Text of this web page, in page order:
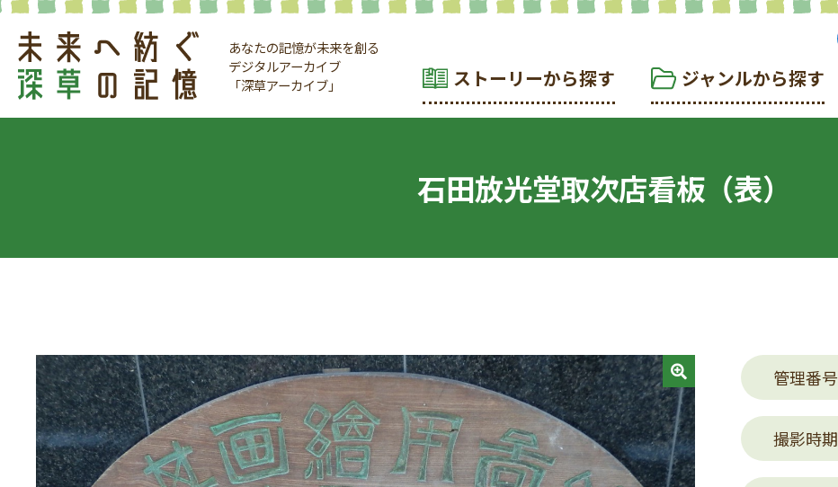
あなたの記憶が未来を創る
デジタルアーカイブ
「深草アーカイブ」
ストーリーから探す ジャンルから探す
石田放光堂取次店看板（表）
管理番号
撮影時期